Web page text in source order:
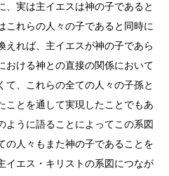
、実は主イエスは神の子であると
これらの人々の子であると同時に
えれば、主イエスが神の子であら
おける神との直接の関係において
て、これらの全ての人々の子孫と
ことを通して実現したことでもあ
ように語ることによってこの系図
の人々もまた神の子であることを
イエス・キリストの系図につなが